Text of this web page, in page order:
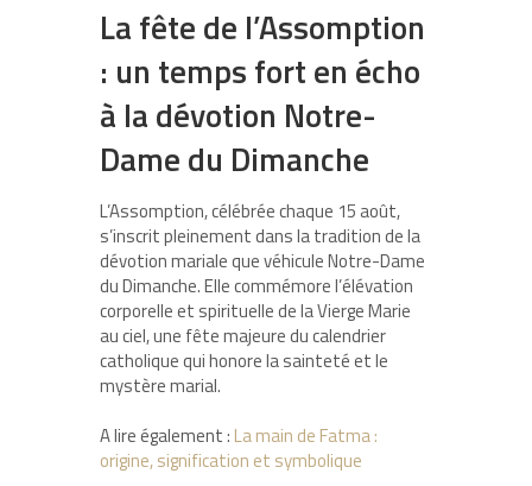
La fête de l’Assomption
: un temps fort en écho
à la dévotion Notre-
Dame du Dimanche
L’Assomption, célébrée chaque 15 août,
s’inscrit pleinement dans la tradition de la
dévotion mariale que véhicule Notre-Dame
du Dimanche. Elle commémore l’élévation
corporelle et spirituelle de la Vierge Marie
au ciel, une fête majeure du calendrier
catholique qui honore la sainteté et le
mystère marial.
A lire également : La main de Fatma :
origine, signification et symbolique